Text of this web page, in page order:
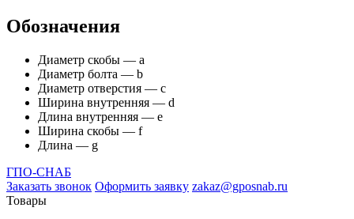
Обозначения
Диаметр скобы — а
Диаметр болта — b
Диаметр отверстия — с
Ширина внутренняя — d
Длина внутренняя — е
Ширина скобы — f
Длина — g
ГПО-СНАБ
Заказать звонок Оформить заявку zakaz@gposnab.ru
Товары